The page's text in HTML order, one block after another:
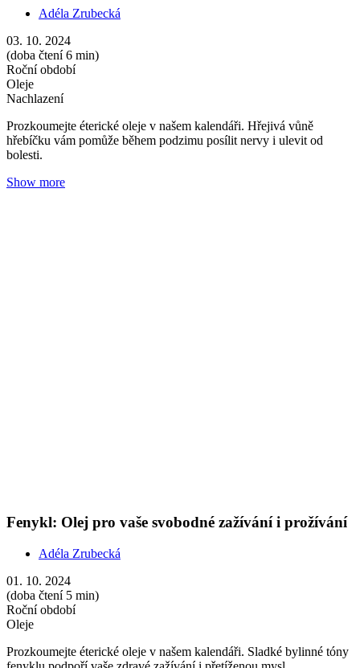
Adéla Zrubecká
03. 10. 2024
(doba čtení 6 min)
Roční období
Oleje
Nachlazení
Prozkoumejte éterické oleje v našem kalendáři. Hřejivá vůně
hřebíčku vám pomůže během podzimu posílit nervy i ulevit od
bolesti.
Show more